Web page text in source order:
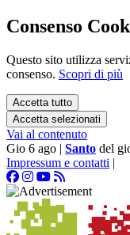
Consenso
Questo sito utilizza
consenso. Scopri di più
Accetta tutto
Accetta selezionati
Vai al contenuto
Gio 6 ago | Santo del
Impressum e contatti |